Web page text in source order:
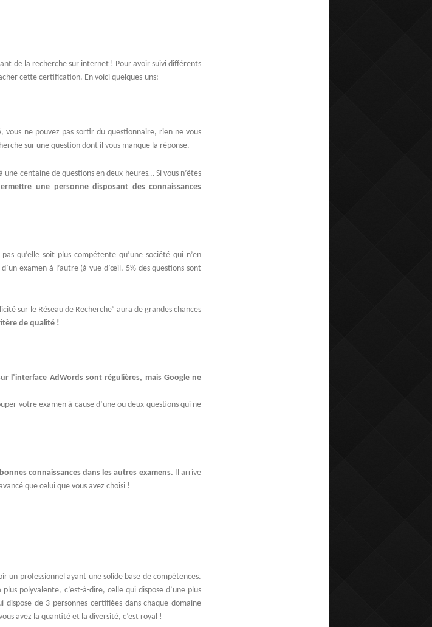
de la recherche sur internet ! Pour avoir suivi différents
cette certification. En voici quelques-uns:
vous ne pouvez pas sortir du questionnaire, rien ne vous
sur une question dont il vous manque la réponse.
centaine de questions en deux heures… Si vous n’êtes
une personne disposant des connaissances
qu’elle soit plus compétente qu’une société qui n’en
examen à l’autre (à vue d’œil, 5% des questions sont
sur le Réseau de Recherche’ aura de grandes chances
de qualité !
l’interface AdWords sont régulières, mais Google ne
votre examen à cause d’une ou deux questions qui ne
connaissances dans les autres examens. Il arrive
que celui que vous avez choisi !
un professionnel ayant une solide base de compétences.
polyvalente, c’est-à-dire, celle qui dispose d’une plus
de 3 personnes certifiées dans chaque domaine
avez la quantité et la diversité, c’est royal !